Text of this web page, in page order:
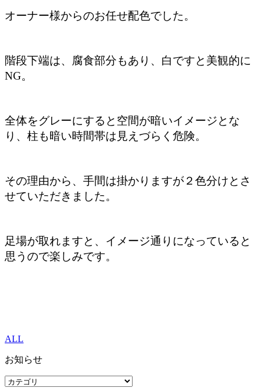
オーナー様からのお任せ配色でした。
階段下端は、腐食部分もあり、白ですと美観的に
NG。
全体をグレーにすると空間が暗いイメージとな
り、柱も暗い時間帯は見えづらく危険。
その理由から、手間は掛かりますが２色分けとさ
せていただきました。
足場が取れますと、イメージ通りになっていると
思うので楽しみです。
ALL
お知らせ